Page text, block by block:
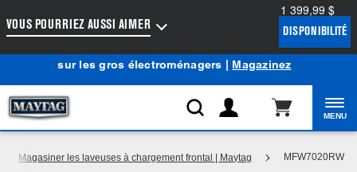
: Profitez de prix de liquidation
sur les gros électroménagers | Magazinez
MENU
Magasiner les laveuses à chargement frontal | Maytag MFW7020RW
VOUS POURRIEZ AUSSI AIMER
1 399,99 $
DISPONIBILITÉ